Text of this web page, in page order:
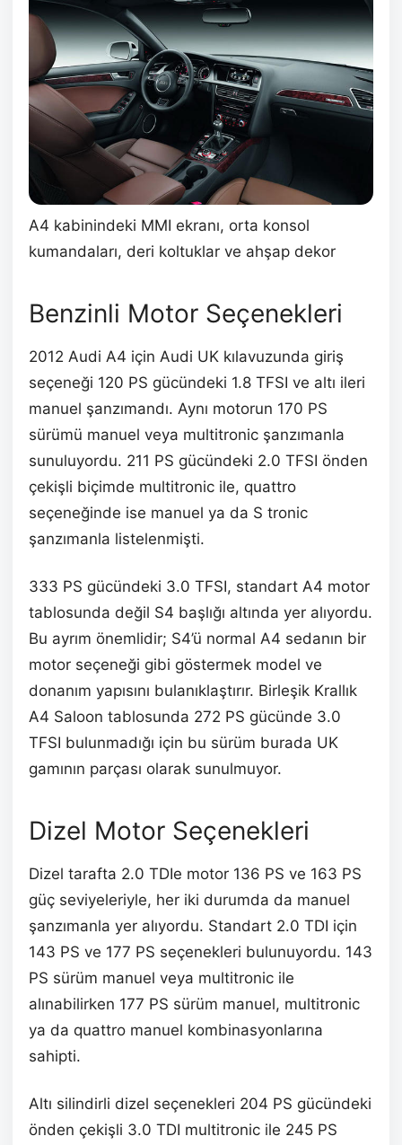
A4 kabinindeki MMI ekranı, orta konsol
kumandaları, deri koltuklar ve ahşap dekor
Benzinli Motor Seçenekleri
2012 Audi A4 için Audi UK kılavuzunda giriş
seçeneği 120 PS gücündeki 1.8 TFSI ve altı ileri
manuel şanzımandı. Aynı motorun 170 PS
sürümü manuel veya multitronic şanzımanla
sunuluyordu. 211 PS gücündeki 2.0 TFSI önden
çekişli biçimde multitronic ile, quattro
seçeneğinde ise manuel ya da S tronic
şanzımanla listelenmişti.
333 PS gücündeki 3.0 TFSI, standart A4 motor
tablosunda değil S4 başlığı altında yer alıyordu.
Bu ayrım önemlidir; S4’ü normal A4 sedanın bir
motor seçeneği gibi göstermek model ve
donanım yapısını bulanıklaştırır. Birleşik Krallık
A4 Saloon tablosunda 272 PS gücünde 3.0
TFSI bulunmadığı için bu sürüm burada UK
gamının parçası olarak sunulmuyor.
Dizel Motor Seçenekleri
Dizel tarafta 2.0 TDIe motor 136 PS ve 163 PS
güç seviyeleriyle, her iki durumda da manuel
şanzımanla yer alıyordu. Standart 2.0 TDI için
143 PS ve 177 PS seçenekleri bulunuyordu. 143
PS sürüm manuel veya multitronic ile
alınabilirken 177 PS sürüm manuel, multitronic
ya da quattro manuel kombinasyonlarına
sahipti.
Altı silindirli dizel seçenekleri 204 PS gücündeki
önden çekişli 3.0 TDI multitronic ile 245 PS